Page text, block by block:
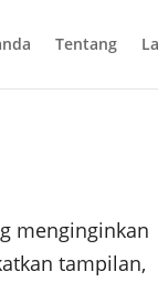
Tentang
menginginkan
tampilan,